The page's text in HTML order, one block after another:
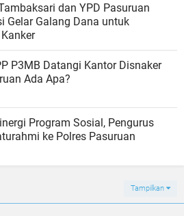
dan YPD Pasuruan
Gelar Galang Dana untuk
P3MB Datangi Kantor Disnaker
Ada Apa?
Program Sosial, Pengurus
ke Polres Pasuruan
Tampilkan